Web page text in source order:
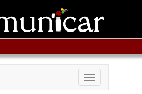
Toggle
navigation